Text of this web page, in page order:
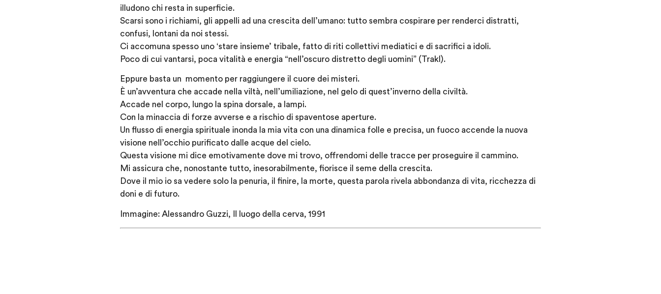
illudono chi resta in superficie.
Scarsi sono i richiami, gli appelli ad una crescita dell’umano: tutto sembra cospirare per renderci distratti,
confusi, lontani da noi stessi.
Ci accomuna spesso uno ‘stare insieme’ tribale, fatto di riti collettivi mediatici e di sacrifici a idoli.
Poco di cui vantarsi, poca vitalità e energia “nell’oscuro distretto degli uomini” (Trakl).
Eppure basta un momento per raggiungere il cuore dei misteri.
È un’avventura che accade nella viltà, nell’umiliazione, nel gelo di quest’inverno della civiltà.
Accade nel corpo, lungo la spina dorsale, a lampi.
Con la minaccia di forze avverse e a rischio di spaventose aperture.
Un flusso di energia spirituale inonda la mia vita con una dinamica folle e precisa, un fuoco accende la nuova
visione nell’occhio purificato dalle acque del cielo.
Questa visione mi dice emotivamente dove mi trovo, offrendomi delle tracce per proseguire il cammino.
Mi assicura che, nonostante tutto, inesorabilmente, fiorisce il seme della crescita.
Dove il mio io sa vedere solo la penuria, il finire, la morte, questa parola rivela abbondanza di vita, ricchezza di
doni e di futuro.
Immagine: Alessandro Guzzi, Il luogo della cerva, 1991